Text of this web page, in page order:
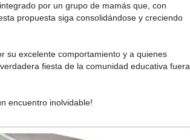
por un grupo de mamás que, con
propuesta siga consolidándose y creciendo
su excelente comportamiento y a quienes
fiesta de la comunidad educativa fuera
encuentro inolvidable!